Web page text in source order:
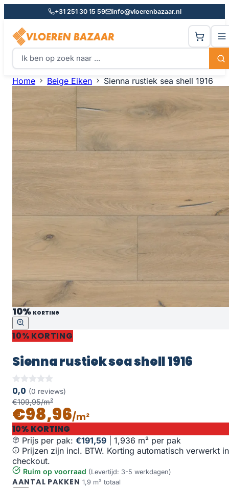
+31 251 30 15 59 info@vloerenbazaar.nl
Home Beige Eiken Sienna rustiek sea shell 1916
10% KORTING
10% KORTING
Sienna rustiek sea shell 1916
0,0 (0 reviews)
€109,95/m²
€98,96/m²
10% KORTING
Prijs per pak: €191,59
1,936 m² per pak
Prijzen zijn incl. BTW. Korting automatisch verwerkt in
checkout.
Ruim op voorraad (Levertijd: 3-5 werkdagen)
AANTAL PAKKEN 1,9 m² totaal